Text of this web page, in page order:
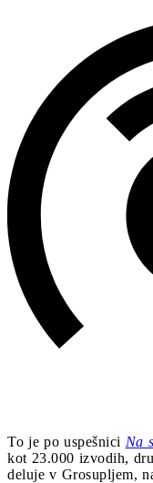
To je po uspešnici Na
kot 23.000 izvodih,
deluje v Grosupljem,